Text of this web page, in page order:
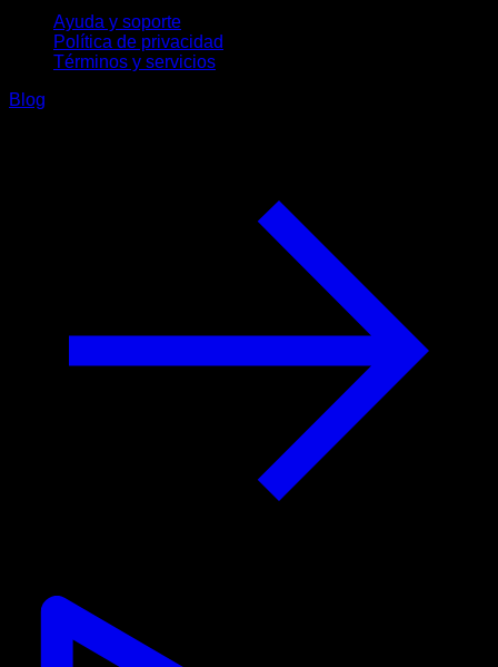
Ayuda y soporte
Política de privacidad
Términos y servicios
Blog